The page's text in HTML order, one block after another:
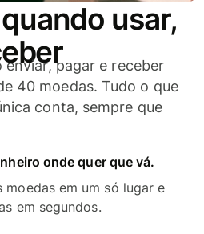
usar,
pagar e receber
40 moedas. Tudo o que
conta, sempre que
onde quer que vá.
moedas em um só lugar e
em segundos.